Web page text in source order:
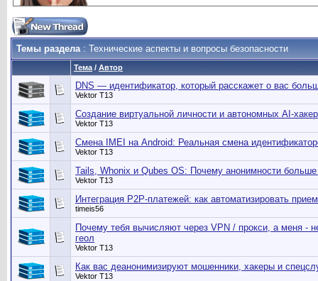
Темы раздела: Технические аспекты и вопросы безопасности
Тема / Автор
DNS — идентификатор, который расскажет о вас
Vektor T13
Создание виртуальной личности и автономных AI-
Vektor T13
Смена IMEI на Android: Реальная смена
Vektor T13
Tails, Whonix и Qubes OS: Почему анонимности
Vektor T13
Интеграция P2P-платежей: как автоматизировать
timeis56
Почему тебя вычисляют через VPN / прокси, а меня -
геол
Vektor T13
Как вас деанонимизируют мошенники, хакеры и
Vektor T13